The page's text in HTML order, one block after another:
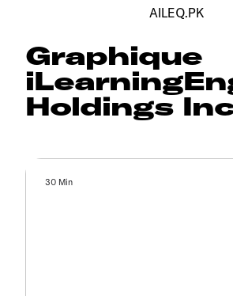
AILEQ.PK
Graphique
Holdings
30 Min